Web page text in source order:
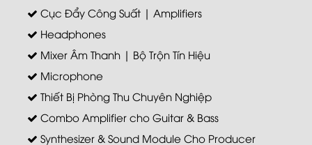
Cục Đẩy Công Suất | Amplifiers
Headphones
Mixer Âm Thanh | Bộ Trộn Tín Hiệu
Microphone
Thiết Bị Phòng Thu Chuyên Nghiệp
Combo Amplifier cho Guitar & Bass
Synthesizer & Sound Module Cho Producer